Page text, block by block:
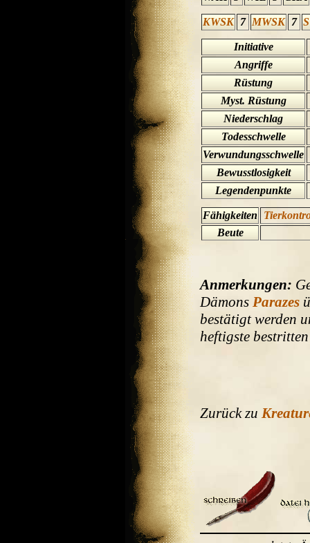
KWSK 7 MWSK 7
Initiative
Angriffe
Rüstung
Myst. Rüstung
Niederschlag
Todesschwelle
Verwundungsschwelle
Bewusstlosigkeit
Legendenpunkte
Fähigkeiten
Beute
Anmerkungen:
Dämons Parazes
bestätigt werden
heftigste
Zurück zu